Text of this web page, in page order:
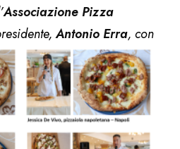
Associazione Pizza
Antonio Erra, con